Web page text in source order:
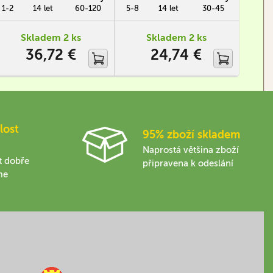
cyklu produktů Dunwich
1-2
14 let
60-120
Skladem 2 ks
36,72 €
(nebo královny) a ostatní pak
5-8
14 let
30-45
Skladem 2 ks
24,74 €
dobře
95% zboží skladem
Naprostá většina zboží
připravena k odeslání